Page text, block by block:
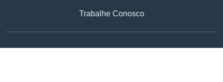
Trabalhe Conosco